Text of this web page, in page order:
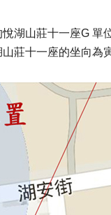
湖山莊十一座G
莊十一座的坐向為